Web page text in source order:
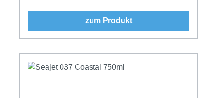
zum Produkt